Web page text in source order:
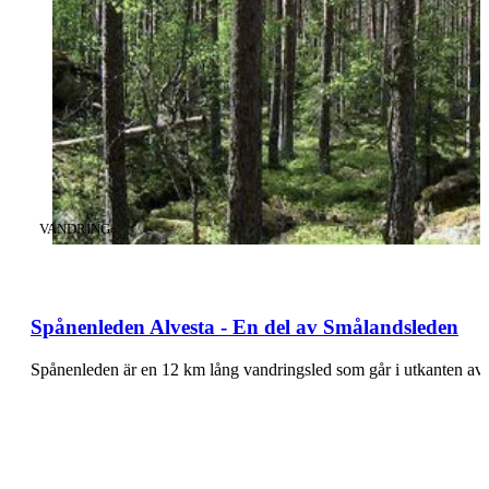
Spånenleden Alvesta - En del av Smålandsleden
KATEGORI:
VANDRING
Spånenleden är en 12 km lång vandringsled som går i utkanten